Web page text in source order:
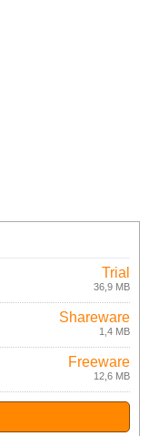
Trial
36,9 MB
Shareware
1,4 MB
Freeware
12,6 MB